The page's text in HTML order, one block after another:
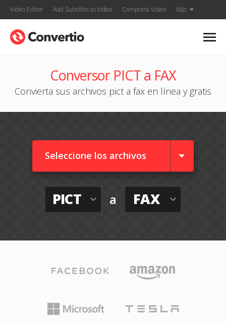
Video Editor Add Subtitles to Video Compress Video Más
Conversor PICT a FAX
Convierta sus archivos pict a fax en línea y gratis
Seleccione los archivos
PICT a FAX